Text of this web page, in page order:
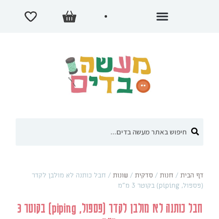
דף הבית / חנות / סדקית / שונות / חבל כותנה לא מולבן לקדר
(פספול, piping) בקוטר 3 מ"מ
חבל כותנה לא מולבן לקדר (פספול, piping) בקוטר 3